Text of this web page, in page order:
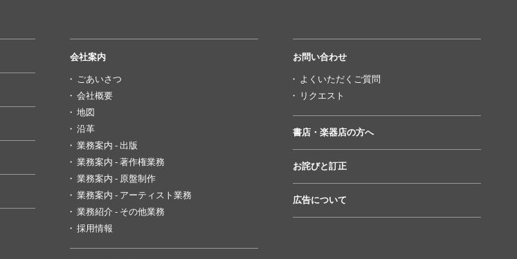
会社案内
ごあいさつ
会社概要
地図
沿革
業務案内 - 出版
業務案内 - 著作権業務
業務案内 - 原盤制作
業務案内 - アーティスト業務
業務紹介 - その他業務
採用情報
お問い合わせ
よくいただくご質問
リクエスト
書店・楽器店の方へ
お詫びと訂正
広告について